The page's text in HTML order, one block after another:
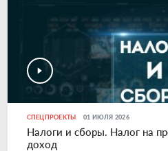
СПЕЦПРОЕКТЫ 01 ИЮЛЯ 2026
Налоги и сборы. Налог на
доход